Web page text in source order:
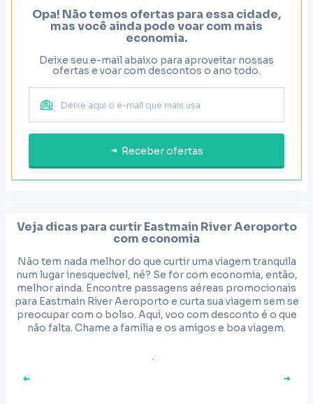
Opa! Não temos ofertas para essa cidade,
mas você ainda pode voar com mais
economia.
Deixe seu e-mail abaixo para aproveitar nossas
ofertas e voar com descontos o ano todo.
Receber ofertas
Veja dicas para curtirEastmain River Aeroporto
com economia
Não tem nada melhor do que curtir uma viagem tranquila
num lugar inesquecível, né? Se for com economia, então,
melhor ainda. Encontre passagens aéreas promocionais
para Eastmain River Aeroporto e curta sua viagem sem se
preocupar com o bolso. Aqui, voo com desconto é o que
não falta. Chame a família e os amigos e boa viagem.